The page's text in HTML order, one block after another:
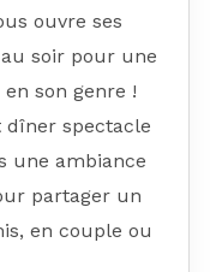
ouvre ses
soir pour une
son genre !
dîner spectacle
une ambiance
partager un
en couple ou